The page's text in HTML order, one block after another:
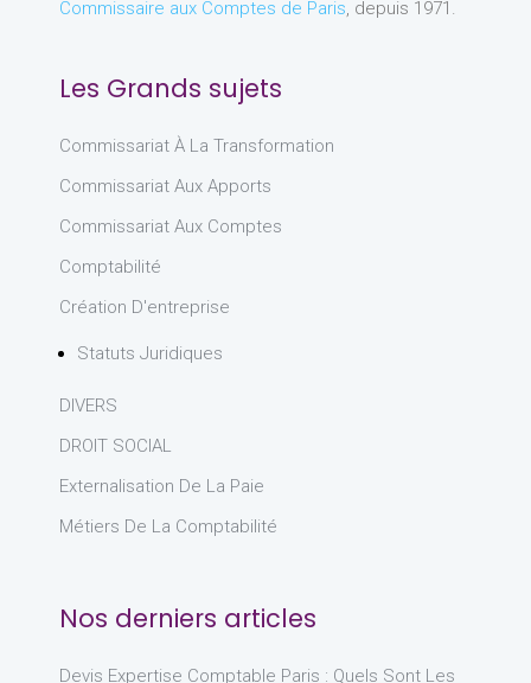
Commissaire aux Comptes de Paris , depuis 1971.
Les Grands sujets
Commissariat À La Transformation
Commissariat Aux Apports
Commissariat Aux Comptes
Comptabilité
Création D'entreprise
Statuts Juridiques
DIVERS
DROIT SOCIAL
Externalisation De La Paie
Métiers De La Comptabilité
Nos derniers articles
Devis Expertise Comptable Paris : Quels Sont Les